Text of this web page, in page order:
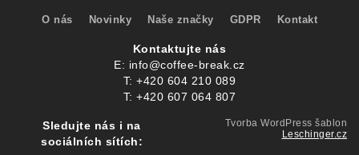
O nás Novinky Naše značky GDPR Kontakt
Kontaktujte nás
E: info@coffee-break.cz
T:+420 604 210 089
T:+420 607 064 807
Sledujte nás i na
sociálních sítích:
Tvorba WordPress šablon
Leschinger.cz